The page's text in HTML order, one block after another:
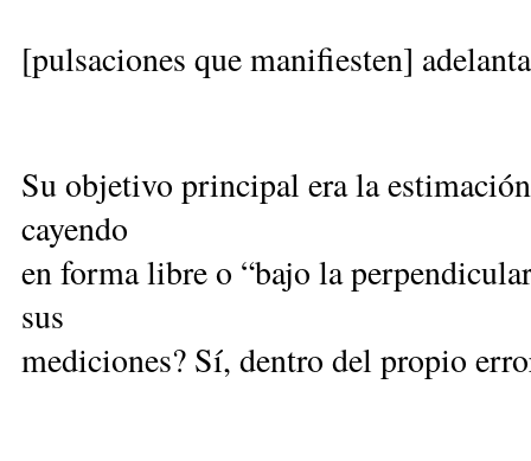
[pulsaciones que manifiesten]
Su objetivo principal era la
cayendo
en forma libre o “bajo la
sus
mediciones? Sí, dentro del propio